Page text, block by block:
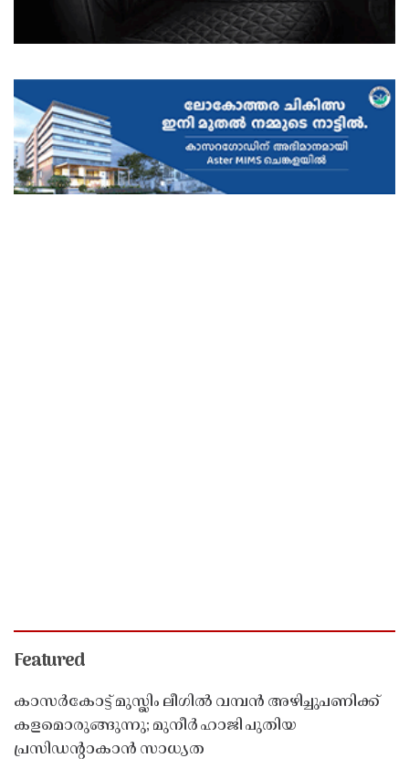
Featured
കാസർകോട്ട് മുസ്ലിം ലീഗിൽ വമ്പൻ അഴിച്ചുപണിക്ക്
കളമൊരുങ്ങുന്നു; മുനീർ ഹാജി പുതിയ
പ്രസിഡൻ്റാകാൻ സാധ്യത